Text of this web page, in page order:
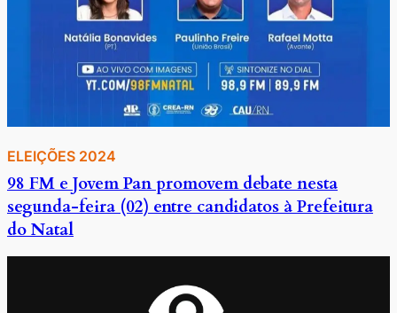
ELEIÇÕES 2024
98 FM e Jovem Pan promovem debate nesta
segunda-feira (02) entre candidatos à Prefeitura
do Natal